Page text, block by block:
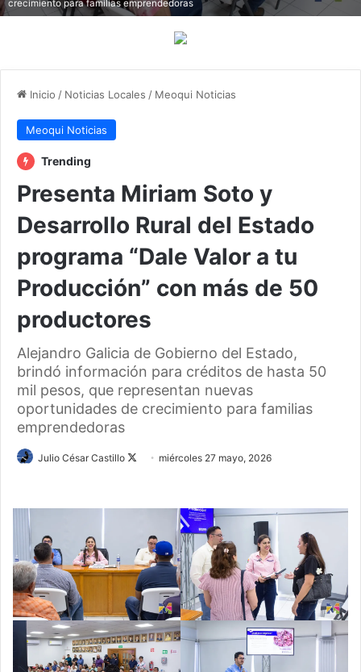
crecimiento para familias emprendedoras
Inicio / Noticias Locales / Meoqui Noticias
Meoqui Noticias
Trending
Presenta Miriam Soto y
Desarrollo Rural del Estado
programa “Dale Valor a tu
Producción” con más de 50
productores
Alejandro Galicia de Gobierno del Estado,
brindó información para créditos de hasta 50
mil pesos, que representan nuevas
oportunidades de crecimiento para familias
emprendedoras
Julio César Castillo
Followmiércoles 27 mayo, 2026